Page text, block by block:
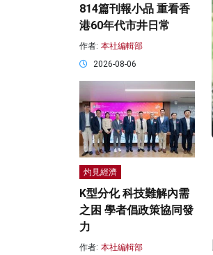
814篇刊報小品 重看香
港60年代市井日常
作者: 本社編輯部
2026-08-06
灼見經濟
K型分化 科技難解內需
之困 學者倡政策協同發
力
作者: 本社編輯部